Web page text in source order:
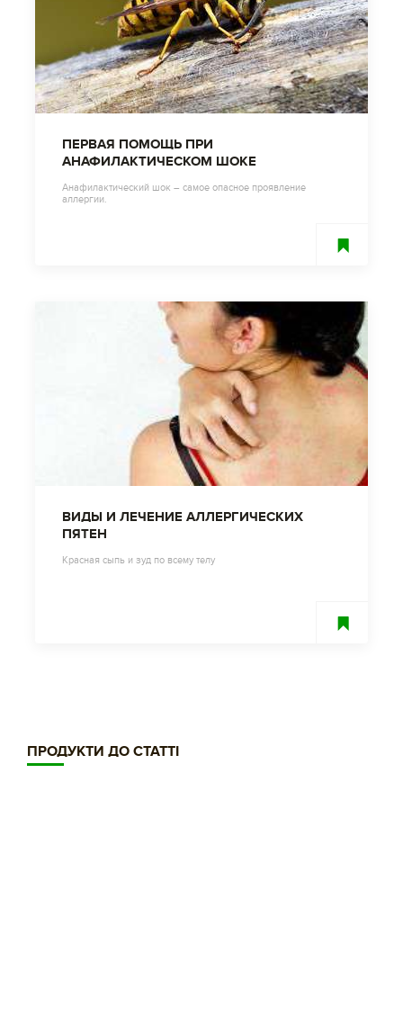
ПЕРВАЯ ПОМОЩЬ ПРИ
АНАФИЛАКТИЧЕСКОМ ШОКЕ
Анафилактический шок – самое опасное проявление
аллергии.
ВИДЫ И ЛЕЧЕНИЕ АЛЛЕРГИЧЕСКИХ
ПЯТЕН
Красная сыпь и зуд по всему телу
ПРОДУКТИ ДО СТАТТІ